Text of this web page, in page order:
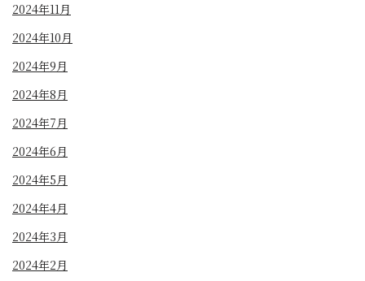
2024年11月
2024年10月
2024年9月
2024年8月
2024年7月
2024年6月
2024年5月
2024年4月
2024年3月
2024年2月